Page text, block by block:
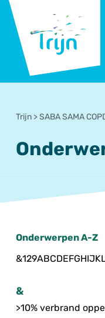
Trijn
Trijn >SABA SAMA
Onderwerpen A-Z
&129ABCDEFGHIJK
&
>10% verbrand